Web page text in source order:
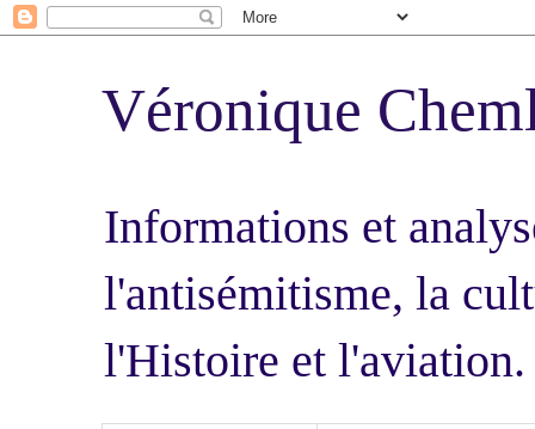
Véronique
Informations et
l'antisémitisme, la
l'Histoire et l'aviation.